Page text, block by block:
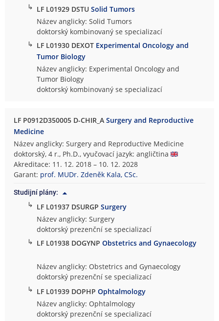
↳ LF L01929 DSTUSolid Tumors
Název anglicky: Solid Tumors
doktorský kombinovaný se specializací
↳ LF L01930 DEXOT Experimental Oncology and
Tumor Biology
Název anglicky: Experimental Oncology and
Tumor Biology
doktorský kombinovaný se specializací
LF P0912D350005 D-CHIR_ASurgery and Reproductive
Medicine
Název anglicky: Surgery and Reproductive Medicine
doktorský, 4 r., Ph.D., vyučovací jazyk: angličtina
Akreditace: 11. 12. 2018 – 10. 12. 2028
Garant: prof. MUDr. Zdeněk Kala, CSc.
Studijní plány:
↳ LF L01937 DSURGPSurgery
Název anglicky: Surgery
doktorský prezenční se specializací
↳ LF L01938 DOGYNPObstetrics and Gynaecology
Název anglicky: Obstetrics and Gynaecology
doktorský prezenční se specializací
↳ LF L01939 DOPHPOphtalmology
Název anglicky: Ophtalmology
doktorský prezenční se specializací